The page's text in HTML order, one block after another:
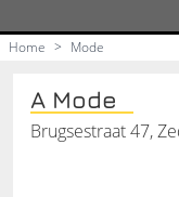
Home > Mode
A Mode
Brugsestraat 47,